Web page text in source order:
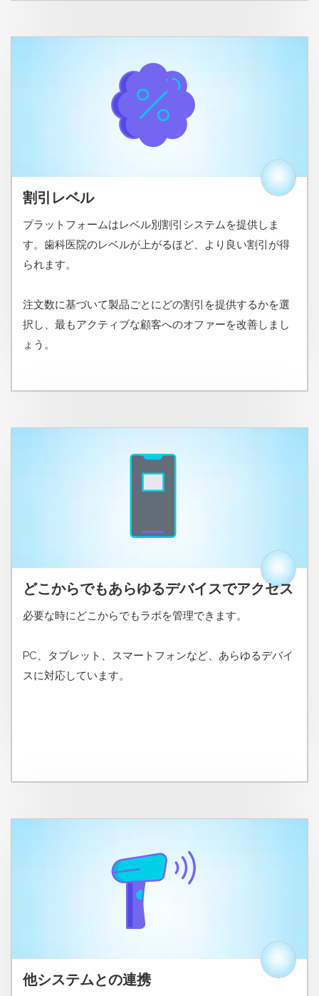
割引レベル
プラットフォームはレベル別割引システムを提供しま
す。歯科医院のレベルが上がるほど、より良い割引が得
られます。
注文数に基づいて製品ごとにどの割引を提供するかを選
択し、最もアクティブな顧客へのオファーを改善しまし
ょう。
どこからでもあらゆるデバイスでアクセス
必要な時にどこからでもラボを管理できます。
PC、タブレット、スマートフォンなど、あらゆるデバイ
スに対応しています。
他システムとの連携